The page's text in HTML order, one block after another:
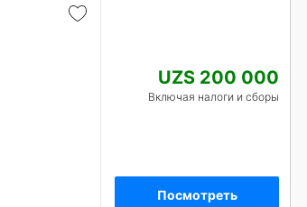
UZS 200 000
Включая налоги и сборы
Посмотреть